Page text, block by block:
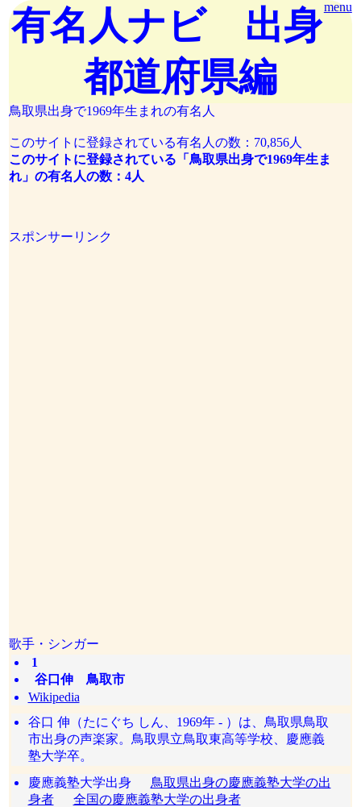
menu
有名人ナビ 出身
都道府県編
鳥取県出身で1969年生まれの有名人
このサイトに登録されている有名人の数：70,856人
このサイトに登録されている「鳥取県出身で1969年生ま
れ」の有名人の数：4人
スポンサーリンク
歌手・シンガー
1
谷口伸 鳥取市
Wikipedia
谷口 伸（たにぐち しん、1969年 - ）は、鳥取県鳥取
市出身の声楽家。鳥取県立鳥取東高等学校、慶應義
塾大学卒。
慶應義塾大学出身 鳥取県出身の慶應義塾大学の出
身者
全国の慶應義塾大学の出身者